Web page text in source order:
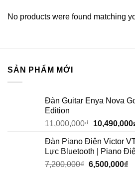
No products were found matching
SẢN PHẨM MỚI
Đàn Guitar Enya Nova
Edition
11,000,000₫ 10,490,000
Đàn Piano Điện Victor
Lực Bluetooth | Piano
7,200,000₫ 6,500,000₫